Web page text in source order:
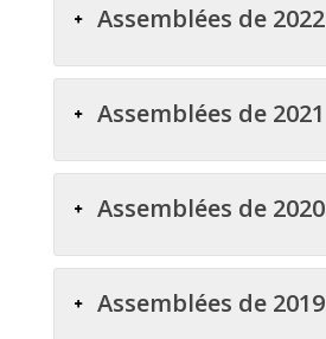
Assemblées de 2022
Assemblées de 2021
Assemblées de 2020
Assemblées de 2019